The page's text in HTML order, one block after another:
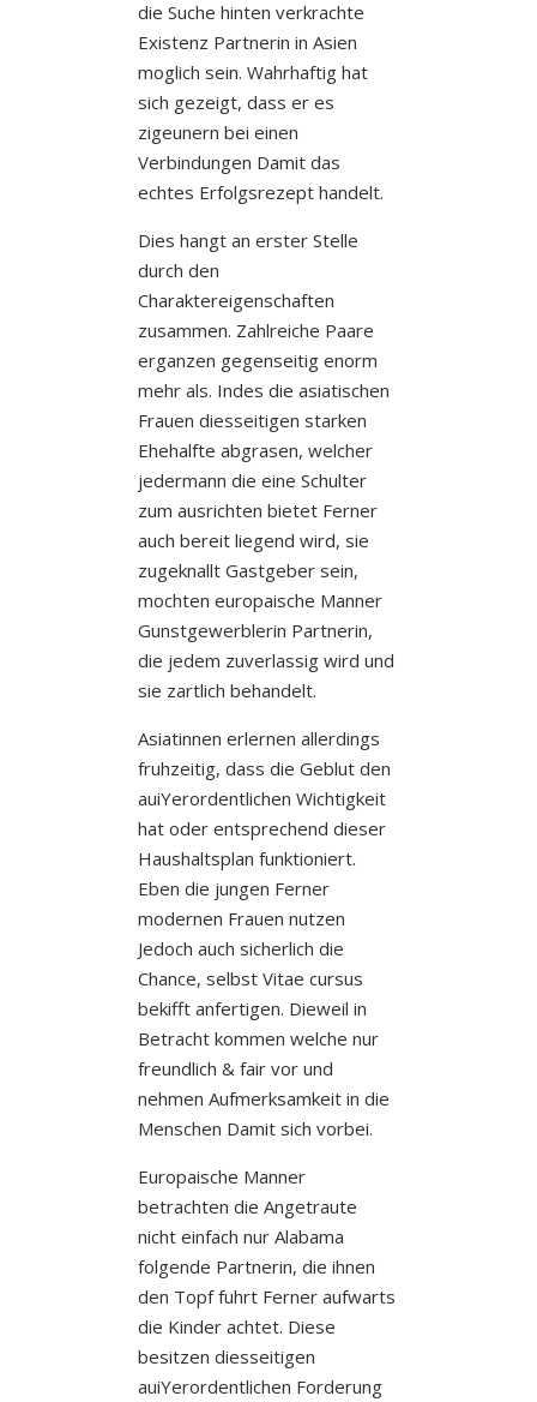
die Suche hinten verkrachte
Existenz Partnerin in Asien
moglich sein. Wahrhaftig hat
sich gezeigt, dass er es
zigeunern bei einen
Verbindungen Damit das
echtes Erfolgsrezept handelt.
Dies hangt an erster Stelle
durch den
Charaktereigenschaften
zusammen. Zahlreiche Paare
erganzen gegenseitig enorm
mehr als. Indes die asiatischen
Frauen diesseitigen starken
Ehehalfte abgrasen, welcher
jedermann die eine Schulter
zum ausrichten bietet Ferner
auch bereit liegend wird, sie
zugeknallt Gastgeber sein,
mochten europaische Manner
Gunstgewerblerin Partnerin,
die jedem zuverlassig wird und
sie zartlich behandelt.
Asiatinnen erlernen allerdings
fruhzeitig, dass die Geblut den
auiYerordentlichen Wichtigkeit
hat oder entsprechend dieser
Haushaltsplan funktioniert.
Eben die jungen Ferner
modernen Frauen nutzen
Jedoch auch sicherlich die
Chance, selbst Vitae cursus
bekifft anfertigen. Dieweil in
Betracht kommen welche nur
freundlich & fair vor und
nehmen Aufmerksamkeit in die
Menschen Damit sich vorbei.
Europaische Manner
betrachten die Angetraute
nicht einfach nur Alabama
folgende Partnerin, die ihnen
den Topf fuhrt Ferner aufwarts
die Kinder achtet. Diese
besitzen diesseitigen
auiYerordentlichen Forderung